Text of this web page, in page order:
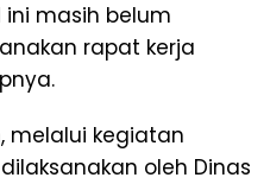
ini masih belum
rapat kerja
melalui kegiatan
oleh Dinas